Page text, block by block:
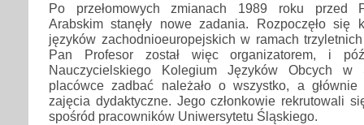
Po przełomowych zmianach 1989 roku przed
Arabskim stanęły nowe zadania. Rozpoczęło się
języków zachodnioeuropejskich w ramach
Pan Profesor został więc organizatorem, i
Nauczycielskiego Kolegium Języków Obcych
placówce zadbać należało o wszystko, a głównie
zajęcia dydaktyczne. Jego członkowie rekrutowali
spośród pracowników Uniwersytetu Śląskiego.